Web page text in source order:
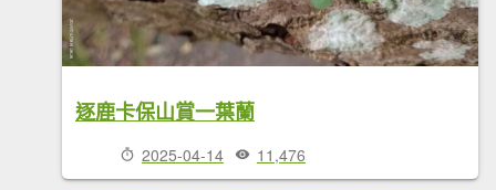
逐鹿卡保山賞一葉蘭
2025-04-14 11,476